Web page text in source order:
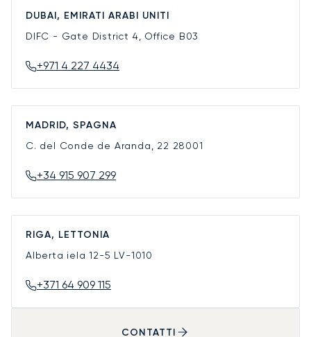
DUBAI, EMIRATI ARABI UNITI
DIFC - Gate District 4, Office B03
+971 4 227 4434
MADRID, SPAGNA
C. del Conde de Aranda, 22 28001
+34 915 907 299
RIGA, LETTONIA
Alberta iela 12-5 LV-1010
+371 64 909 115
CONTATTI